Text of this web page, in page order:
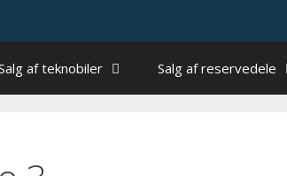
af teknobiler Salg af reservedele